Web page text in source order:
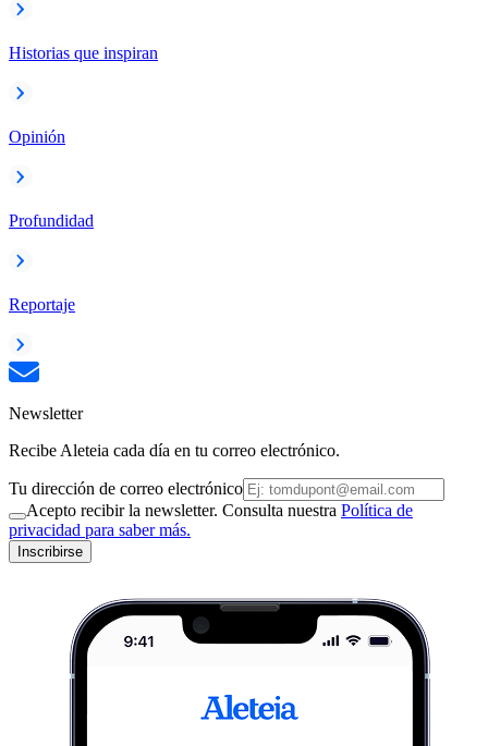
Historias que inspiran
Opinión
Profundidad
Reportaje
Newsletter
Recibe Aleteia cada día en tu correo electrónico.
Tu dirección de correo electrónico
Acepto recibir la newsletter. Consulta nuestra Política de
privacidad para saber más.
Inscribirse